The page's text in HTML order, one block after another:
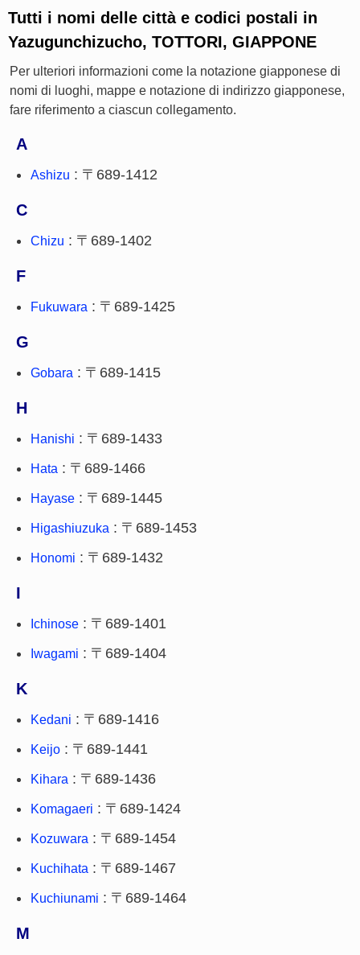
Tutti i nomi delle città e codici postali in
Yazugunchizucho, TOTTORI, GIAPPONE
Per ulteriori informazioni come la notazione giapponese di
nomi di luoghi, mappe e notazione di indirizzo giapponese,
fare riferimento a ciascun collegamento.
A
Ashizu : 〒689-1412
C
Chizu : 〒689-1402
F
Fukuwara : 〒689-1425
G
Gobara : 〒689-1415
H
Hanishi : 〒689-1433
Hata : 〒689-1466
Hayase : 〒689-1445
Higashiuzuka : 〒689-1453
Honomi : 〒689-1432
I
Ichinose : 〒689-1401
Iwagami : 〒689-1404
K
Kedani : 〒689-1416
Keijo : 〒689-1441
Kihara : 〒689-1436
Komagaeri : 〒689-1424
Kozuwara : 〒689-1454
Kuchihata : 〒689-1467
Kuchiunami : 〒689-1464
M